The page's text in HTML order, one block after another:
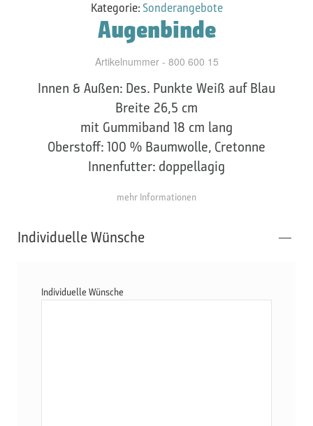
Kategorie: Sonderangebote
Augenbinde
Artikelnummer - 800 600 15
Innen & Außen: Des. Punkte Weiß auf Blau
Breite 26,5 cm
mit Gummiband 18 cm lang
Oberstoff: 100 % Baumwolle, Cretonne
Innenfutter: doppellagig
mehr Informationen
Individuelle Wünsche
Individuelle Wünsche